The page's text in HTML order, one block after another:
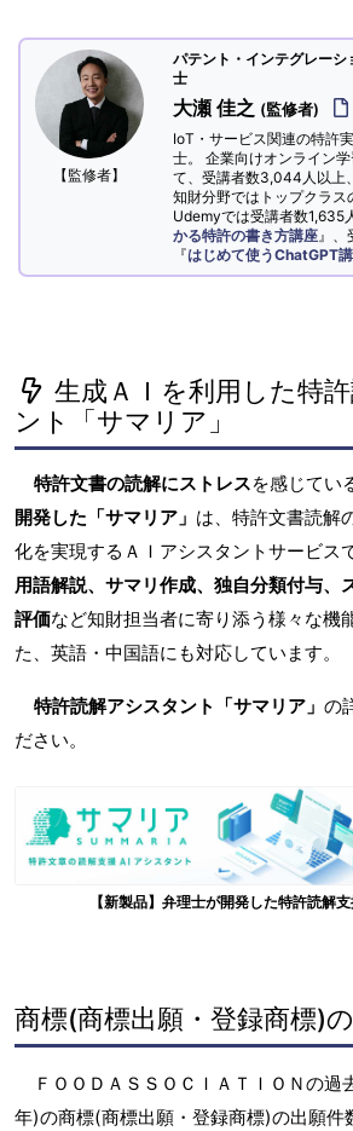
【監修者】
パテント・インテグレー
士
大瀬 佳之 (監修者)
IoT・サービス関連の特許
士。 企業向けオンライン
て、受講者数3,044人以上
知財分野ではトップクラス
Udemyでは受講者数1,635
かる特許の書き方講座 』
『はじめて使うChatGPT
生成ＡＩを利用した特
ント「サマリア」
特許文書の読解にストレスを感じてい
開発した「サマリア」 は、特許文書読解
化を実現するＡＩアシスタントサービス
用語解説、サマリ作成、独自分類付与、
評価など知財担当者に寄り添う様々な機
た、英語・中国語にも対応しています。
特許読解アシスタント「サマリア」 の
ださい。
【新製品】弁理士が開発した特許読解
商標(商標出願・登録商標)
ＦＯＯＤＡＳＳＯＣＩＡＴＩＯＮの
年)の商標(商標出願・登録商標)の出願件